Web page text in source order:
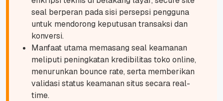
seal berperan pada sisi persepsi pengguna
untuk mendorong keputusan transaksi dan
konversi.
Manfaat utama memasang seal keamanan
meliputi peningkatan kredibilitas toko online,
menurunkan bounce rate, serta memberikan
validasi status keamanan situs secara real-
time.